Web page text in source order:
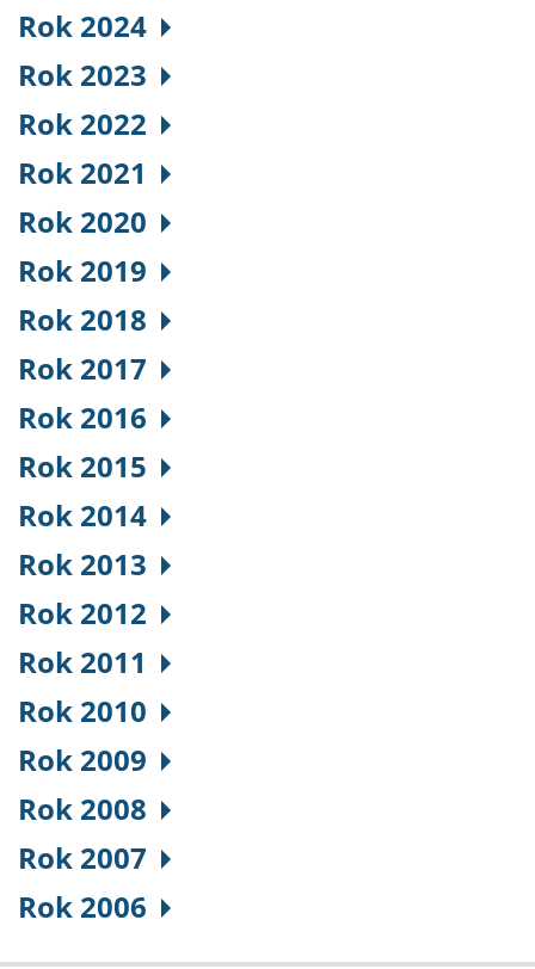
Rok 2024
Rok 2023
Rok 2022
Rok 2021
Rok 2020
Rok 2019
Rok 2018
Rok 2017
Rok 2016
Rok 2015
Rok 2014
Rok 2013
Rok 2012
Rok 2011
Rok 2010
Rok 2009
Rok 2008
Rok 2007
Rok 2006